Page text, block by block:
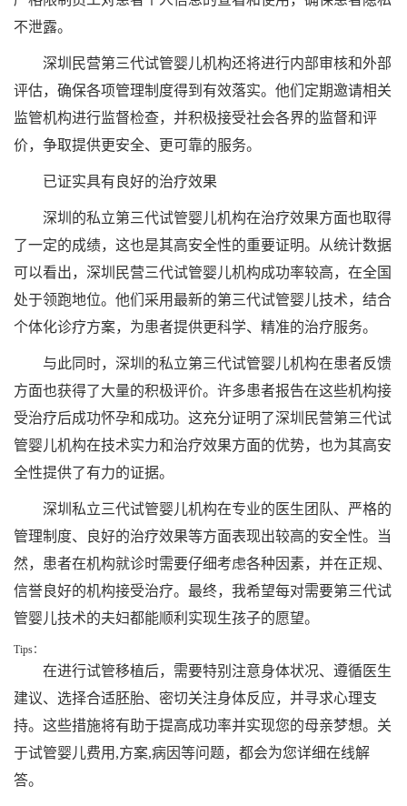
不泄露。
深圳民营第三代试管婴儿机构还将进行内部审核和外部
评估，确保各项管理制度得到有效落实。他们定期邀请相关
监管机构进行监督检查，并积极接受社会各界的监督和评
价，争取提供更安全、更可靠的服务。
已证实具有良好的治疗效果
深圳的私立第三代试管婴儿机构在治疗效果方面也取得
了一定的成绩，这也是其高安全性的重要证明。从统计数据
可以看出，深圳民营三代试管婴儿机构成功率较高，在全国
处于领跑地位。他们采用最新的第三代试管婴儿技术，结合
个体化诊疗方案，为患者提供更科学、精准的治疗服务。
与此同时，深圳的私立第三代试管婴儿机构在患者反馈
方面也获得了大量的积极评价。许多患者报告在这些机构接
受治疗后成功怀孕和成功。这充分证明了深圳民营第三代试
管婴儿机构在技术实力和治疗效果方面的优势，也为其高安
全性提供了有力的证据。
深圳私立三代试管婴儿机构在专业的医生团队、严格的
管理制度、良好的治疗效果等方面表现出较高的安全性。当
然，患者在机构就诊时需要仔细考虑各种因素，并在正规、
信誉良好的机构接受治疗。最终，我希望每对需要第三代试
管婴儿技术的夫妇都能顺利实现生孩子的愿望。
Tips：
在进行试管移植后，需要特别注意身体状况、遵循医生
建议、选择合适胚胎、密切关注身体反应，并寻求心理支
持。这些措施将有助于提高成功率并实现您的母亲梦想。关
于试管婴儿费用,方案,病因等问题，都会为您详细在线解
答。